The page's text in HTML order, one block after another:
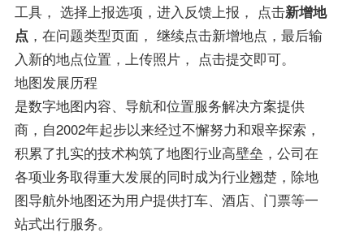
工具， 选择上报选项，进入反馈上报， 点击新增地
点 ，在问题类型页面， 继续点击新增地点，最后输
入新的地点位置，上传照片， 点击提交即可。
地图发展历程
是数字地图内容、导航和位置服务解决方案提供
商，自2002年起步以来经过不懈努力和艰辛探索，
积累了扎实的技术构筑了地图行业高壁垒，公司在
各项业务取得重大发展的同时成为行业翘楚，除地
图导航外地图还为用户提供打车、酒店、门票等一
站式出行服务。